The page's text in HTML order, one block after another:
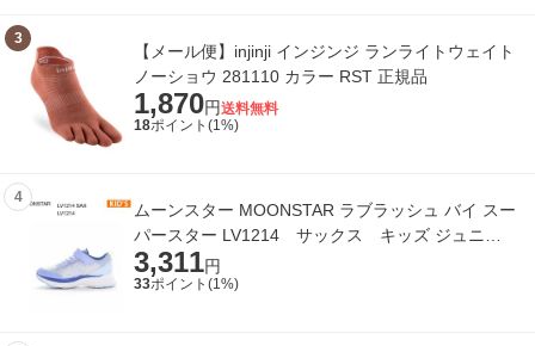
3
【メール便】injinji インジンジ ランライトウェイト
ノーショウ 281110 カラー RST 正規品
1,870円送料無料
18ポイント(1%)
4
ムーンスター MOONSTAR ラブラッシュ バイ スー
パースター LV1214 サックス キッズ ジュニア
シューズ ガールズ 女の子 スニーカー 正
3,311円
33ポイント(1%)